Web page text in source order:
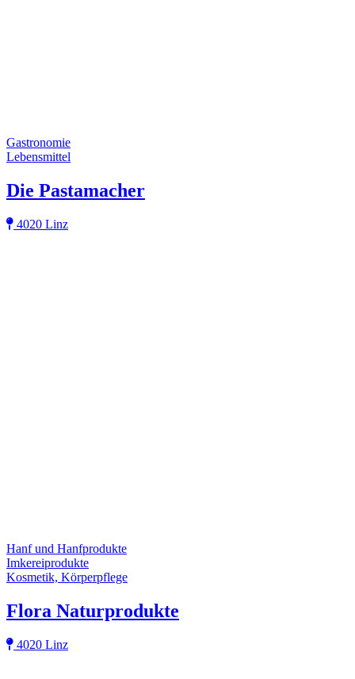
Gastronomie
Lebensmittel
Die Pastamacher
4020 Linz
Hanf und Hanfprodukte
Imkereiprodukte
Kosmetik, Körperpflege
Flora Naturprodukte
4020 Linz